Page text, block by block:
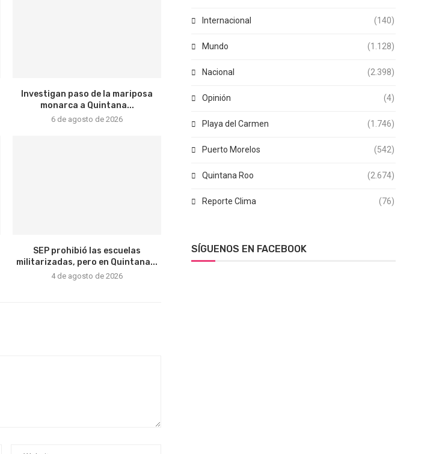
Investigan paso de la mariposa
monarca a Quintana...
6 de agosto de 2026
SEP prohibió las escuelas
militarizadas, pero en Quintana...
4 de agosto de 2026
Internacional (140)
Mundo (1.128)
Nacional (2.398)
Opinión (4)
Playa del Carmen (1.746)
Puerto Morelos (542)
Quintana Roo (2.674)
Reporte Clima (76)
SÍGUENOS EN FACEBOOK